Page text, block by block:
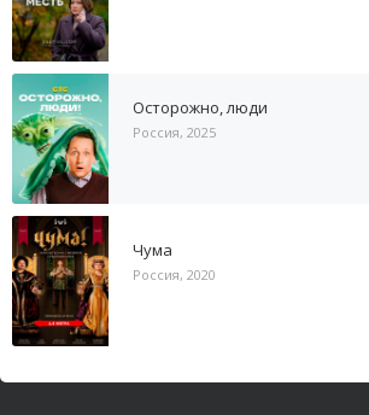
Осторожно, люди
Россия, 2025
Чума
Россия, 2020